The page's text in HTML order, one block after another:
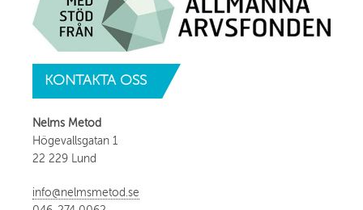
KONTAKTA OSS
Nelms Metod
Högevallsgatan 1
22 229 Lund
info@nelmsmetod.se